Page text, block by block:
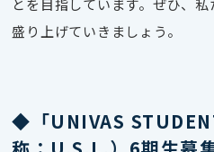
とを目指しています。ぜひ、
盛り上げていきましょう。
◆「UNIVAS